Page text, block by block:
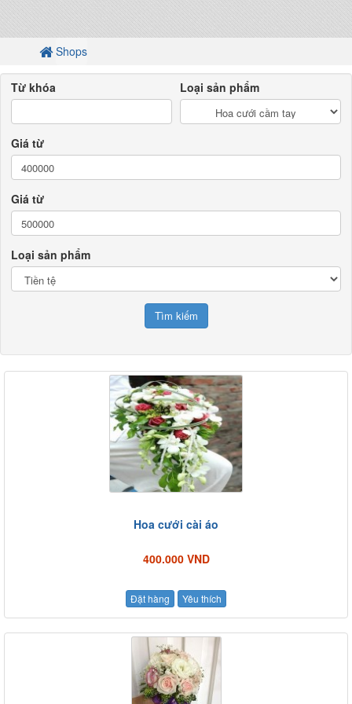
Shops
Từ khóa Loại sản phẩm
Giá từ
Giá từ
Loại sản phẩm
Hoa cưới cài áo
400.000 VND
Đặt hàng Yêu thích